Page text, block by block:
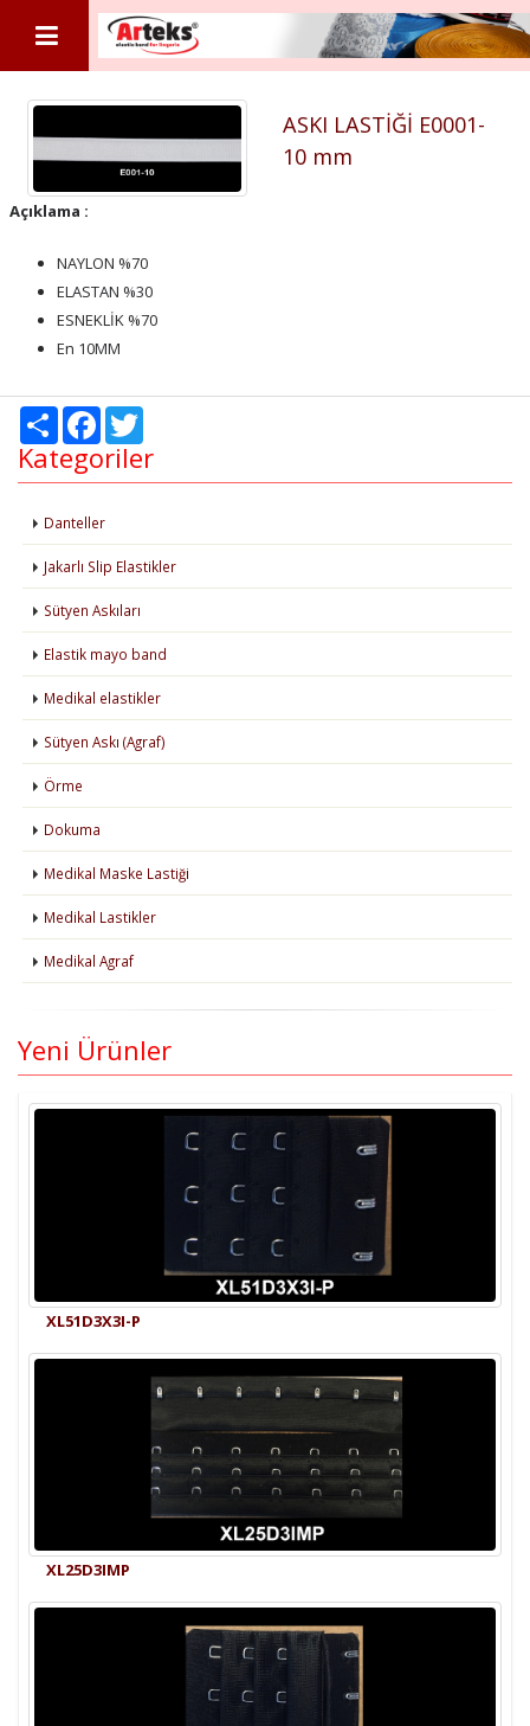
ASKI LASTİĞİ E0001-
10 mm
Açıklama :
NAYLON %70
ELASTAN %30
ESNEKLİK %70
En 10MM
Share Facebook
Kategoriler
Danteller
Jakarlı Slip Elastikler
Sütyen Askıları
Elastik mayo band
Medikal elastikler
Sütyen Askı (Agraf)
Örme
Dokuma
Medikal Maske Lastiği
Medikal Lastikler
Medikal Agraf
Yeni Ürünler
XL51D3X3I-P
XL25D3IMP